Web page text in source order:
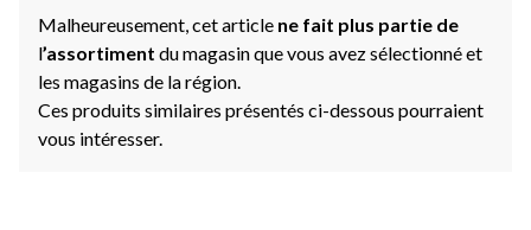
Malheureusement, cet article ne fait plus partie de
l’assortiment du magasin que vous avez sélectionné et
les magasins de la région.
Ces produits similaires présentés ci-dessous pourraient
vous intéresser.